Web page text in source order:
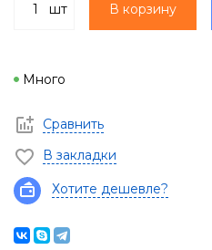
шт В корзину
Много
Сравнить
В закладки
Хотите дешевле?